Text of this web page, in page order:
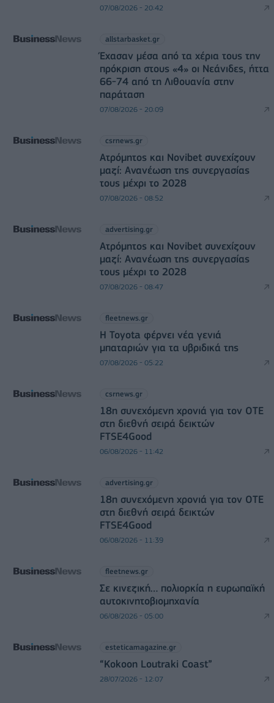
07/08/2026 - 20:42
allstarbasket.gr
Έχασαν μέσα από τα χέρια τους την
πρόκριση στους «4» οι Νεάνιδες, ήττα
66-74 από τη Λιθουανία στην
παράταση
07/08/2026 - 20:09
csrnews.gr
Ατρόμητος και Novibet συνεχίζουν
μαζί: Ανανέωση της συνεργασίας
τους μέχρι το 2028
07/08/2026 - 08:52
advertising.gr
Ατρόμητος και Novibet συνεχίζουν
μαζί: Ανανέωση της συνεργασίας
τους μέχρι το 2028
07/08/2026 - 08:47
fleetnews.gr
Η Toyota φέρνει νέα γενιά
μπαταριών για τα υβριδικά της
07/08/2026 - 05:22
csrnews.gr
18η συνεχόμενη χρονιά για τον ΟΤΕ
στη διεθνή σειρά δεικτών
FTSE4Good
06/08/2026 - 11:42
advertising.gr
18η συνεχόμενη χρονιά για τον ΟΤΕ
στη διεθνή σειρά δεικτών
FTSE4Good
06/08/2026 - 11:39
fleetnews.gr
Σε κινεζική… πολιορκία η ευρωπαϊκή
αυτοκινητοβιομηχανία
06/08/2026 - 05:00
esteticamagazine.gr
“Kokoon Loutraki Coast”
28/07/2026 - 12:07